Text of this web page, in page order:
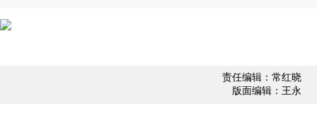
责任编辑：常红晓
版面编辑：王永